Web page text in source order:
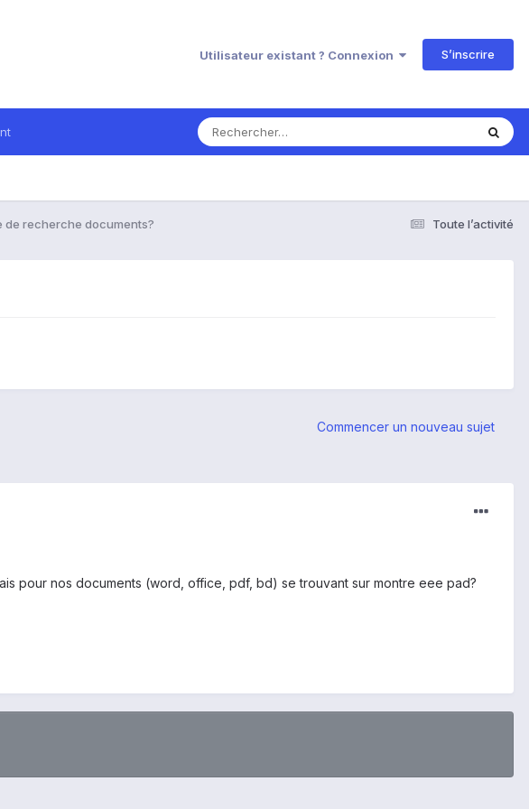
Utilisateur existant ? Connexion S’inscrire
Toute l’activité
de recherche documents?
Commencer un nouveau sujet
pour nos documents (word, office, pdf, bd) se trouvant sur montre eee pad?